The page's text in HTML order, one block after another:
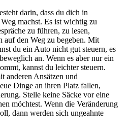
darin, dass du dich in
machst. Es ist wichtig zu
zu führen, zu lesen,
auf den Weg zu begeben. Mit
du ein Auto nicht gut steuern, es
an. Wenn es aber nur ein
kannst du leichter steuern.
anderen Ansätzen und
Dinge an ihren Platz fallen,
Stelle keine Säcke vor eine
möchtest. Wenn die Veränderung
dann werden sich ungeahnte